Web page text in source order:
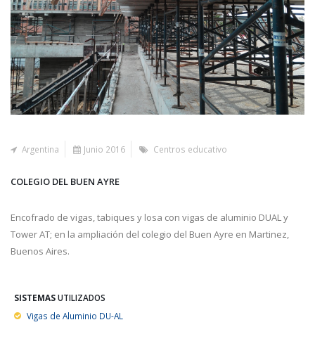
Argentina Junio 2016 Centros educativo
COLEGIO DEL BUEN AYRE
Encofrado de vigas, tabiques y losa con vigas de aluminio DUAL y
Tower AT; en la ampliación del colegio del Buen Ayre en Martinez,
Buenos Aires.
SISTEMASUTILIZADOS
Vigas de Aluminio DU-AL